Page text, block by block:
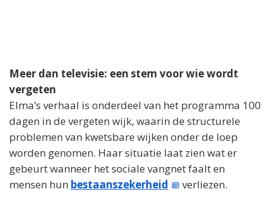
Meer dan televisie: een stem voor wie wordt
vergeten
Elma’s verhaal is onderdeel van het programma 100
dagen in de vergeten wijk, waarin de structurele
problemen van kwetsbare wijken onder de loep
worden genomen. Haar situatie laat zien wat er
gebeurt wanneer het sociale vangnet faalt en
mensen hun bestaanszekerheid
verliezen.